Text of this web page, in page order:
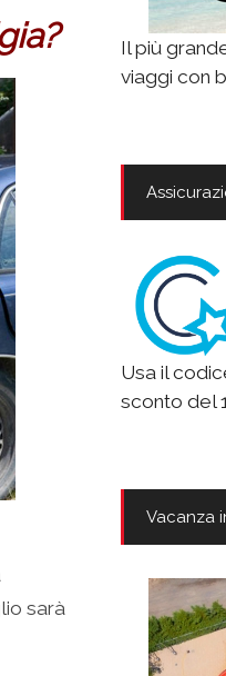
sarà
Il più
viaggi con
Usa il
sconto del
Vacanza